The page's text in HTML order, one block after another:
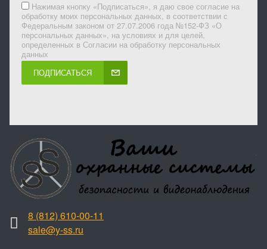
Нажимая кнопку «Подписаться», я даю свое согласие на
обработку моих персональных данных, в соответствии с
Федеральным законом от 27.07.2006 года №152-ФЗ «О
персональных данных», на условиях и для целей,
определенных в Согласии на обработку персональных
данных
ПОДПИСАТЬСЯ
8 (812) 610-00-11
sale@y-ss.ru